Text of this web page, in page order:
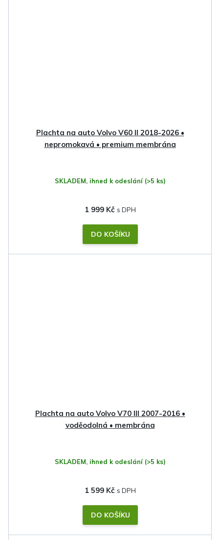
Plachta na auto Volvo V60 II 2018-2026 •
nepromokavá • premium membrána
SKLADEM, ihned k odeslání (>5 ks)
1 999 Kč
DO KOŠÍKU
Plachta na auto Volvo V70 III 2007-2016 •
voděodolná • membrána
SKLADEM, ihned k odeslání (>5 ks)
1 599 Kč
DO KOŠÍKU